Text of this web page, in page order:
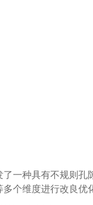
了一种具有不规则孔
多个维度进行改良